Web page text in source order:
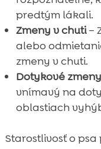
predtým lákali.
Zmeny v chuti–
alebo
zmeny v chuti.
Dotykové zmeny
vnímavý na
oblastiach
Starostlivosť o